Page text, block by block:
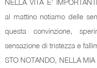
NELLA VITA E'
al mattino notiamo delle
questa convinzione,
sensazione di tristezza e
STO NOTANDO, NELLA